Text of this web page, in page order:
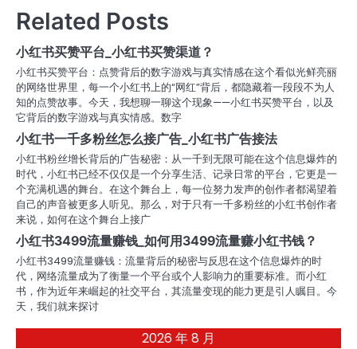
导
航
Related Posts
小红书买赞平台_小红书买赞渠道？
小红书买赞平台：点赞背后的数字游戏与真实情感在这个看似光鲜亮丽
的网络世界里，每一个小红书上的“网红”背后，都隐藏着一段段不为人
知的点赞故事。今天，我想聊一聊这个现象——小红书买赞平台，以及
它背后的数字游戏与真实情感。数字
小红书一千多粉丝怎么接广告_小红书广告接法
小红书粉丝增长背后的广告秘密：从一千到无限可能在这个信息爆炸的
时代，小红书已经不仅仅是一个分享生活、记录日常的平台，它更是一
个充满机遇的舞台。在这个舞台上，每一位努力发声的创作者都渴望着
自己的声音被更多人听见。那么，对于只有一千多粉丝的小红书创作者
来说，如何在这个舞台上接广
小红书3499流量赚钱_如何用3499流量赚小红书钱？
小红书3499流量赚钱：流量背后的秘密与反思在这个信息爆炸的时
代，网络流量成为了衡量一个平台或个人影响力的重要标准。而小红
书，作为近年来崛起的社交平台，其流量变现的能力更是引人瞩目。今
天，我们就来探讨
2026 年 8 月